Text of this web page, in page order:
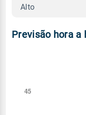
Alto
Previsão hora a